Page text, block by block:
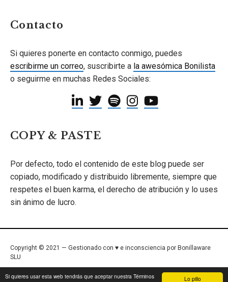
Lo pillo
Si quieres usar esta web tendrás que aceptar nuestra Términos
Contacto
Si quieres ponerte en contacto conmigo, puedes
escribirme un correo, suscribirte a la awesómica Bonilista
o seguirme en muchas Redes Sociales:
COPY & PASTE
Por defecto, todo el contenido de este blog puede ser
copiado, modificado y distribuido libremente, siempre que
respetes el buen karma, el derecho de atribución y lo uses
sin ánimo de lucro.
Copyright © 2021 — Gestionado con ♥ e inconsciencia por Bonillaware
SLU
Inicio / Términos de Uso / Política de Privacidad Contacto